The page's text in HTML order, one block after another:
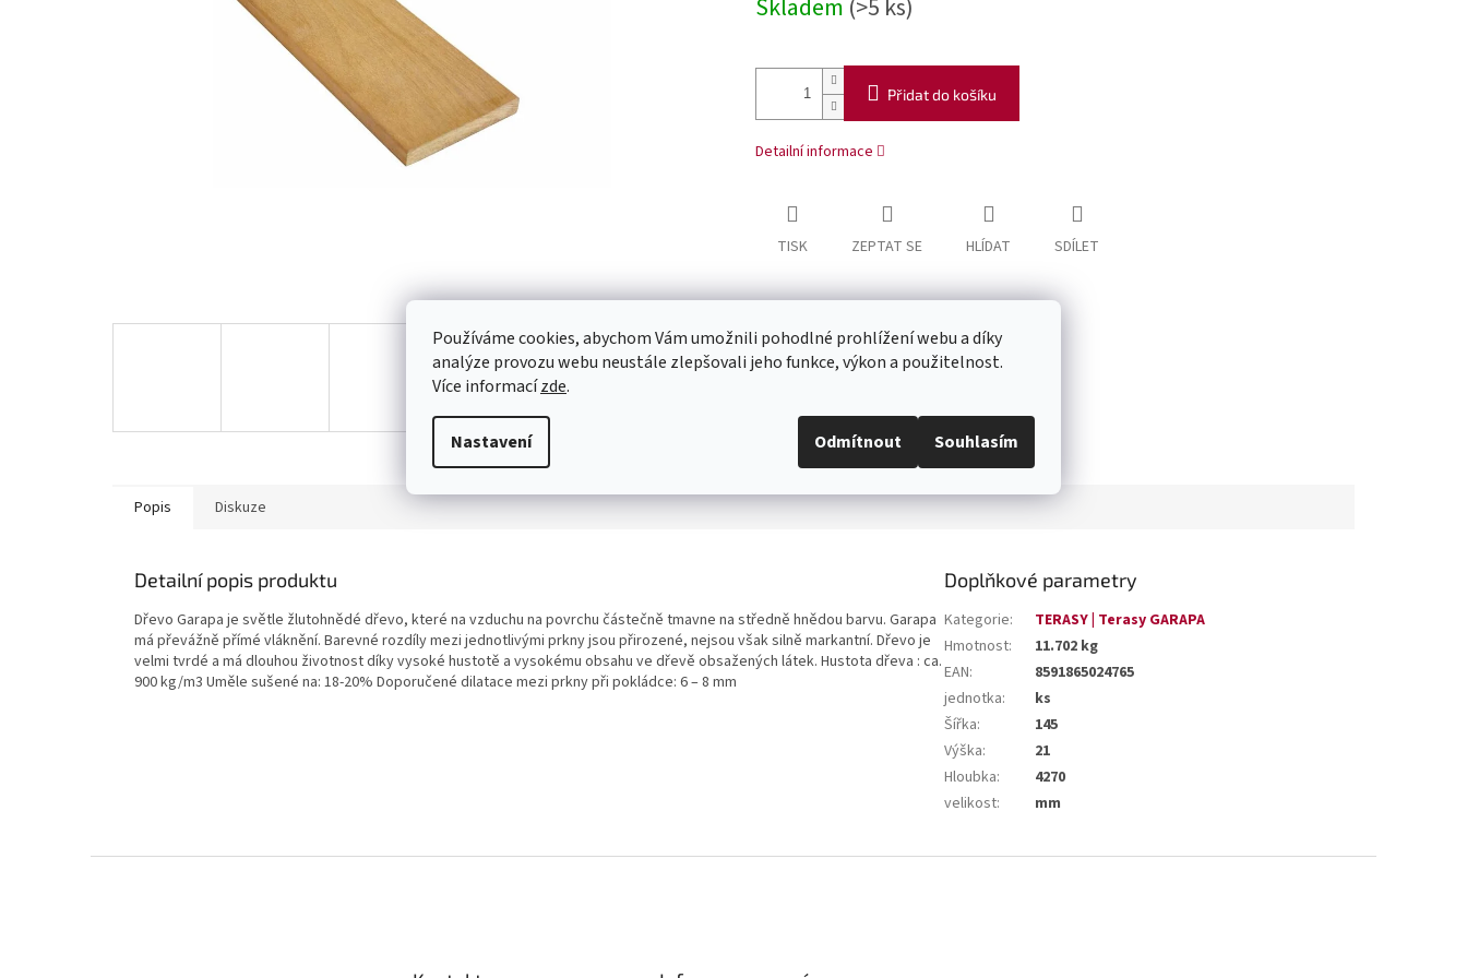
Používáme cookies, abychom Vám umožnili pohodlné prohlížení webu a díky
analýze provozu webu neustále zlepšovali jeho funkce, výkon a použitelnost.
Více informacízde.
Nastavení Odmítnout Souhlasím
Skladem (>5 ks)
Přidat do košíku
Detailní informace
TISK ZEPTAT SE HLÍDAT SDÍLET
Popis Diskuze
Detailní popis produktu
Dřevo Garapa je světle žlutohnědé dřevo, které na vzduchu na povrchu částečně tmavne na středně hnědou barvu. Garapa
má převážně přímé vláknění. Barevné rozdíly mezi jednotlivými prkny jsou přirozené, nejsou však silně markantní. Dřevo je
velmi tvrdé a má dlouhou životnost díky vysoké hustotě a vysokému obsahu ve dřevě obsažených látek. Hustota dřeva : ca.
900 kg/m3 Uměle sušené na: 18-20% Doporučené dilatace mezi prkny při pokládce: 6 – 8 mm
Doplňkové parametry
Kategorie:
TERASY | Terasy GARAPA
Hmotnost:
11.702 kg
EAN:
8591865024765
jednotka:
ks
Šířka:
145
Výška:
21
Hloubka:
4270
velikost: mm